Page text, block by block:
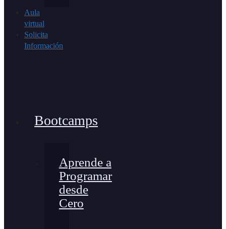
Aula
virtual
Solicita
Información
Bootcamps
Aprende a
Programar
desde
Cero